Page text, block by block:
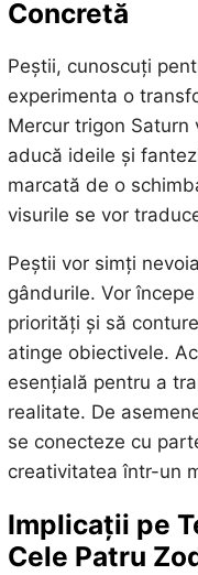
Concretă
Peștii, cunoscuți
experimenta o
Mercur trigon Saturn
aducă ideile și
marcată de o
visurile se vor
Peștii vor simți
gândurile. Vor
priorități și să
atinge obiectivele.
esențială pentru a
realitate. De
se conecteze cu
creativitatea într-un
Implicații pe
Cele Patru